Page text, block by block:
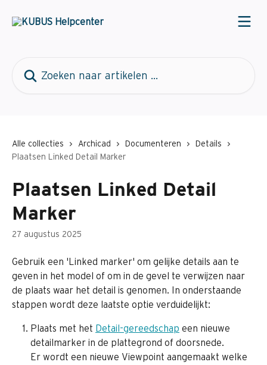
Alle collecties Archicad Documenteren
Details
Plaatsen Linked Detail Marker
Plaatsen Linked Detail
Marker
27 augustus 2025
Gebruik een 'Linked marker' om gelijke details aan te
geven in het model of om in de gevel te verwijzen naar
de plaats waar het detail is genomen. In onderstaande
stappen wordt deze laatste optie verduidelijkt:
Plaats met het Detail-gereedschap een nieuwe
detailmarker in de plattegrond of doorsnede.
Er wordt een nieuwe Viewpoint aangemaakt welke